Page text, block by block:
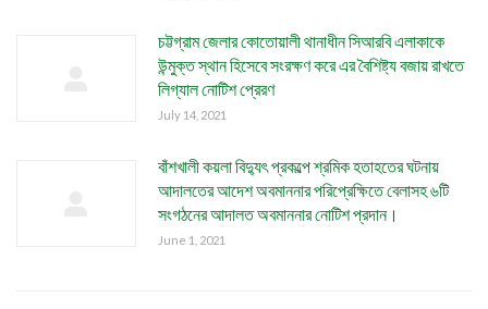
চট্টগ্রাম জেলার কোতোয়ালী থানাধীন সিআরবি এলাকাকে
উন্মুক্ত স্থান হিসেবে সংরক্ষণ করে এর বৈশিষ্ট্য বজায় রাখতে
লিগ্যাল নোটিশ প্রেরণ
July 14, 2021
বাঁশখালী কয়লা বিদ্যুৎ প্রকল্পে শ্রমিক হতাহতের ঘটনায়
আদালতের আদেশ অবমাননার পরিপ্রেক্ষিতে বেলাসহ ৬টি
সংগঠনের আদালত অবমাননার নোটিশ প্রদান।
June 1, 2021